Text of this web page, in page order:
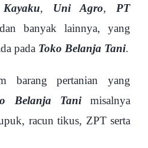
, Uni Agro,PT
dan banyak lainnya, yang
pada Toko Belanja Tani.
barang pertanian yang
Belanja Tanimisalnya
racun tikus, ZPT serta